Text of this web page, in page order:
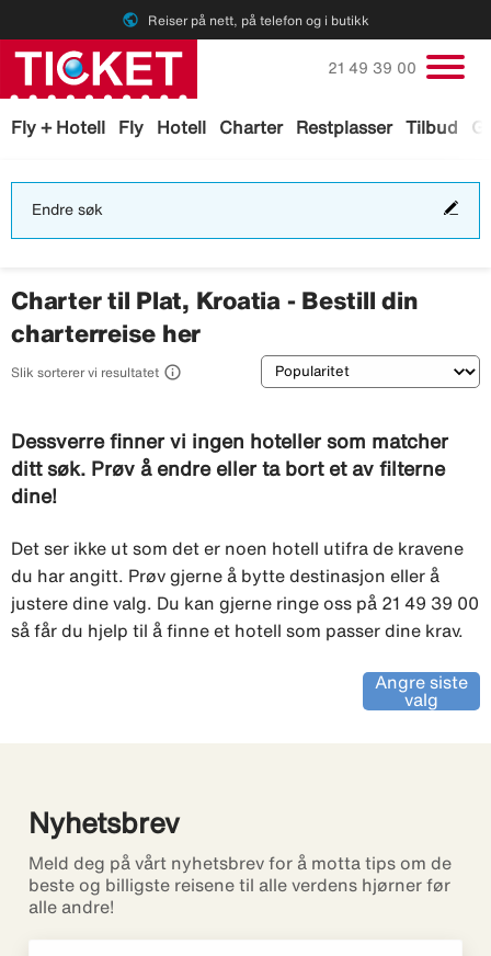
public Reiser på nett, på telefon og i butikk
Fly + Hotell Fly Hotell Charter Restplasser Tilbud
Ring oss på
21 49 39 00
Endre søk
Charter til Plat, Kroatia - Bestill din
charterreise her
Slik sorterer vi resultatet  Sortering
Dessverre finner vi ingen hoteller som matcher
ditt søk. Prøv å endre eller ta bort et av filterne
dine!
Det ser ikke ut som det er noen hotell utifra de kravene
du har angitt. Prøv gjerne å bytte destinasjon eller å
justere dine valg. Du kan gjerne ringe oss på 21 49 39 00
så får du hjelp til å finne et hotell som passer dine krav.
Angre siste
valg
Nyhetsbrev
Meld deg på vårt nyhetsbrev for å motta tips om de
beste og billigste reisene til alle verdens hjørner før
alle andre!